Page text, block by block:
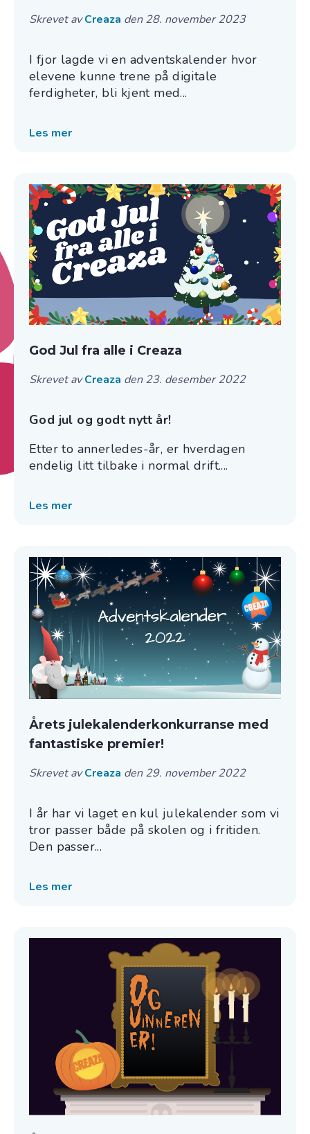
Skrevet avCreaza den 28. november 2023
I fjor lagde vi en adventskalender hvor
elevene kunne trene på digitale
ferdigheter, bli kjent med...
Les mer
God Jul fra alle i Creaza
Skrevet avCreaza den 23. desember 2022
God jul og godt nytt år!
Etter to annerledes-år, er hverdagen
endelig litt tilbake i normal drift....
Les mer
Årets julekalenderkonkurranse med
fantastiske premier!
Skrevet avCreaza den 29. november 2022
I år har vi laget en kul julekalender som vi
tror passer både på skolen og i fritiden.
Den passer...
Les mer